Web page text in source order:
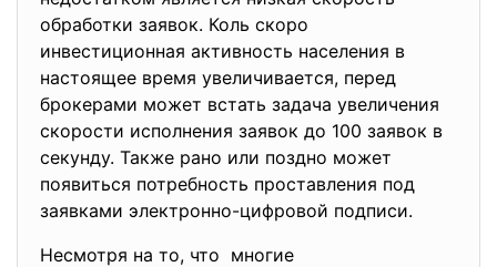
обработки заявок. Коль скоро
инвестиционная активность населения в
настоящее время увеличивается, перед
брокерами может встать задача увеличения
скорости исполнения заявок до 100 заявок в
секунду. Также рано или поздно может
появиться потребность проставления под
заявками электронно-цифровой подписи.
Несмотря на то, что многие